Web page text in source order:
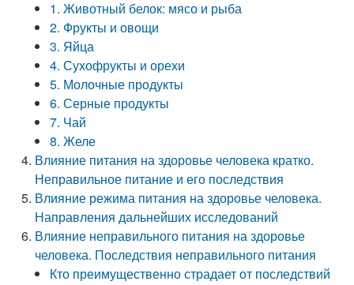
1. Животный белок: мясо и рыба
2. Фрукты и овощи
3. Яйца
4. Сухофрукты и орехи
5. Молочные продукты
6. Серные продукты
7. Чай
8. Желе
Влияние питания на здоровье человека кратко.
Неправильное питание и его последствия
Влияние режима питания на здоровье человека.
Направления дальнейших исследований
Влияние неправильного питания на здоровье
человека. Последствия неправильного питания
Кто преимущественно страдает от последствий